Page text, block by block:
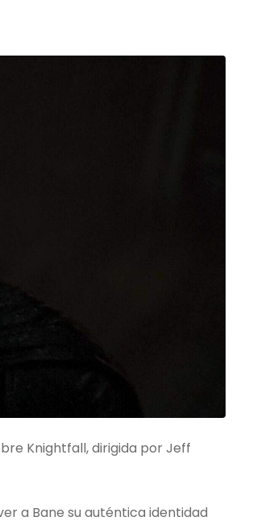
Knightfall, dirigida por Jeff
a Bane su auténtica identidad